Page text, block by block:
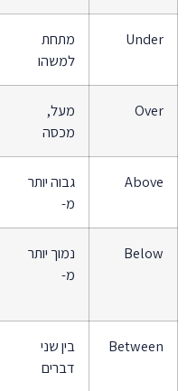
Under
מתחת
למשהו
Over
מעל,
מכסה
Above
גבוה יותר
מ-
Below
נמוך יותר
מ-
Between
בין שני
דברים